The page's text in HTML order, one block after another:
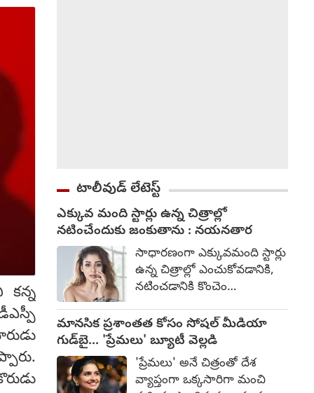
కన్న
టాలీవుడ్ లేటెస్ట్
ఎక్కువ మంది స్టార్లు ఉన్న చిత్రాల్లో
నటించేందుకు జంకుతాను : నయనతార
సాధారణంగా ఎక్కువమంది స్టార్లు
ఉన్న చిత్రాల్లో ఎంచుకోవడానికి,
నటించడానికి కొంచెం
నయనతార అన్నారు. కన్నడ
హీరో యశ్ హీరోగా నటించిన
తాజా చిత్రం టాక్సిక్. గీతూ
మోహన్ దాస్ దర్శకత్వం
వహించారు. ఇందులో
మానసిక ప్రశాంతత కోసం సోషల్ మీడియా
గుడ్‌బై... 'ప్రేమలు' బ్యూటీ వెల్లడి
'ప్రేమలు' అనే చిత్రంతో దేశ
వ్యాప్తంగా ఒక్కసారిగా మంచి